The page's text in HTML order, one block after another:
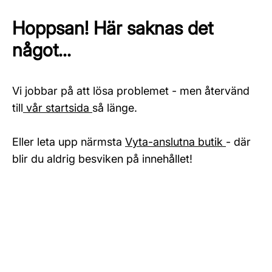
Hoppsan! Här saknas det
något...
Vi jobbar på att lösa problemet - men återvänd
till vår startsida så länge.
Eller leta upp närmsta Vyta-anslutna butik - där
blir du aldrig besviken på innehållet!